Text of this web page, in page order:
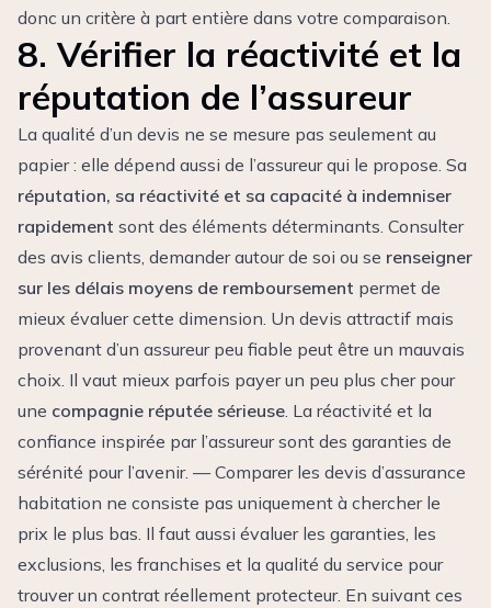
donc un critère à part entière dans votre comparaison.
8. Vérifier la réactivité et la
réputation de l’assureur
La qualité d’un devis ne se mesure pas seulement au
papier : elle dépend aussi de l’assureur qui le propose. Sa
réputation, sa réactivité et sa capacité à indemniser
rapidement sont des éléments déterminants. Consulter
des avis clients, demander autour de soi ou se renseigner
sur les délais moyens de remboursement permet de
mieux évaluer cette dimension. Un devis attractif mais
provenant d’un assureur peu fiable peut être un mauvais
choix. Il vaut mieux parfois payer un peu plus cher pour
une compagnie réputée sérieuse. La réactivité et la
confiance inspirée par l’assureur sont des garanties de
sérénité pour l’avenir. — Comparer les devis d’assurance
habitation ne consiste pas uniquement à chercher le
prix le plus bas. Il faut aussi évaluer les garanties, les
exclusions, les franchises et la qualité du service pour
trouver un contrat réellement protecteur. En suivant ces